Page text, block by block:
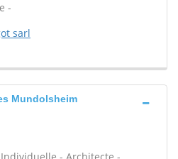
-
sarl
Mundolsheim